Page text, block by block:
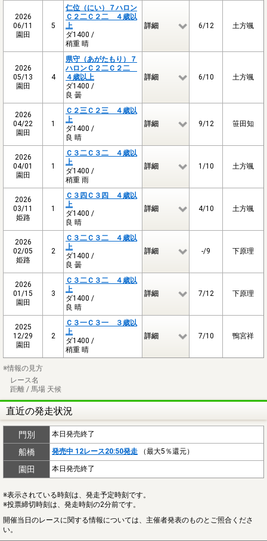
2026
06/11
園田
5
仁位（にい）７ハロン
Ｃ２二Ｃ２二 ４歳以
上
ダ1400 /
稍重 晴
詳細 6/12 土方颯
2026
05/13
園田
4
県守（あがたもり）７
ハロンＣ２二Ｃ２二
４歳以上
ダ1400 /
良 曇
詳細 6/10 土方颯
2026
04/22
園田
1
Ｃ２三Ｃ２三 ４歳以
上
ダ1400 /
良 晴
詳細 9/12 笹田知
2026
04/01
園田
1
Ｃ３二Ｃ３二 ４歳以
上
ダ1400 /
稍重 雨
詳細 1/10 土方颯
2026
03/11
姫路
1
Ｃ３四Ｃ３四 ４歳以
上
ダ1400 /
良 晴
詳細 4/10 土方颯
2026
02/05
姫路
2
Ｃ３二Ｃ３二 ４歳以
上
ダ1400 /
良 曇
詳細 -/9 下原理
2026
01/15
園田
3
Ｃ３二Ｃ３二 ４歳以
上
ダ1400 /
良 晴
詳細 7/12 下原理
2025
12/29
園田
2
Ｃ３一Ｃ３一 ３歳以
上
ダ1400 /
稍重 晴
詳細 7/10 鴨宮祥
※情報の見方
レース名
距離 / 馬場 天候
直近の発走状況
門別 本日発売終了
船橋 発売中 12レース20:50発走 （最大5％還元）
園田 本日発売終了
※表示されている時刻は、発走予定時刻です。
※投票締切時刻は、発走時刻の2分前です。
開催当日のレースに関する情報については、主催者発表のものとご照合くださ
い。